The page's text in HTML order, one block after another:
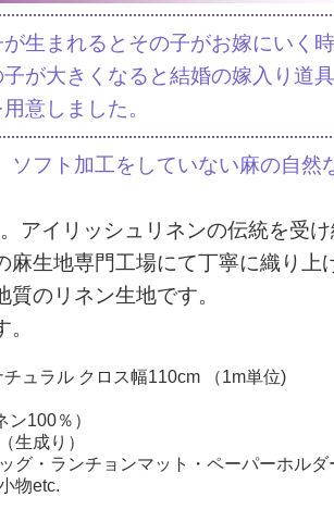
生まれるとその子がお嫁にいく
が大きくなると結婚の嫁入り道
意しました。
フト加工をしていない麻の自然
アイリッシュリネンの伝統を受け
麻生地専門工場にて丁寧に織り上
のリネン生地です。
ュラル クロス幅110cm （1m単位)
100％）
生成り）
グ・ランチョンマット・ペーパーホルダ
物etc.